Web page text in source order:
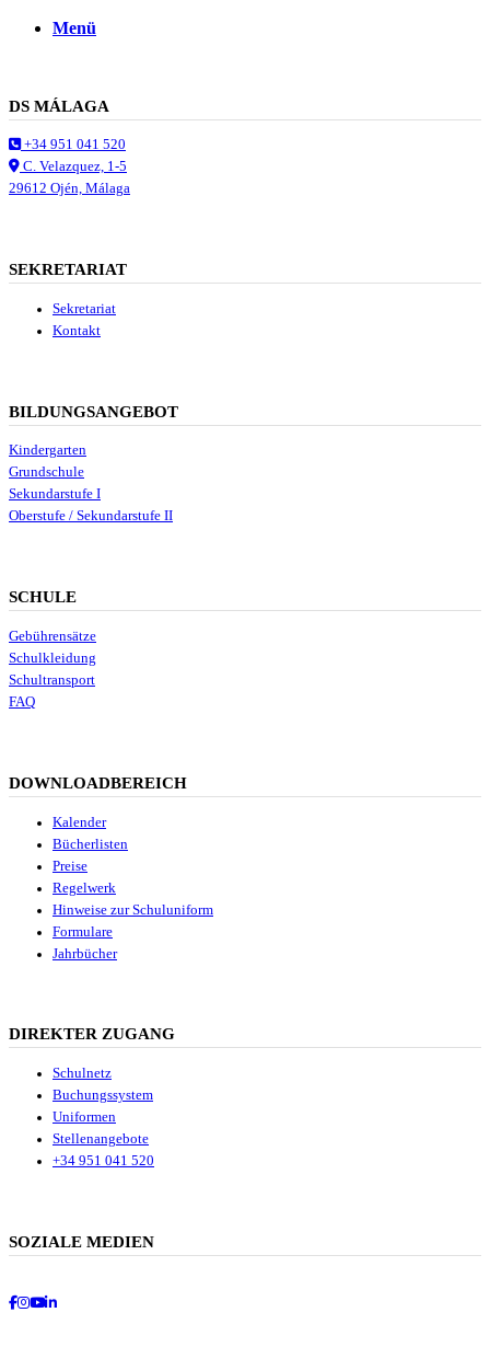
Menü
DS MÁLAGA
+34 951 041 520
C. Velazquez, 1-5
29612 Ojén, Málaga
SEKRETARIAT
Sekretariat
Kontakt
BILDUNGSANGEBOT
Kindergarten
Grundschule
Sekundarstufe I
Oberstufe / Sekundarstufe II
SCHULE
Gebührensätze
Schulkleidung
Schultransport
FAQ
DOWNLOADBEREICH
Kalender
Bücherlisten
Preise
Regelwerk
Hinweise zur Schuluniform
Formulare
Jahrbücher
DIREKTER ZUGANG
Schulnetz
Buchungssystem
Uniformen
Stellenangebote
+34 951 041 520
SOZIALE MEDIEN